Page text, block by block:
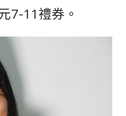
7-11禮券。